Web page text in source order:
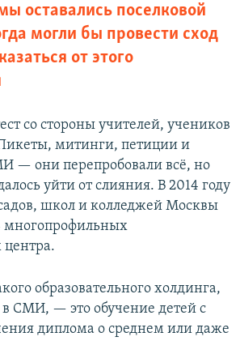
оставались поселковой
могли бы провести сход
от этого
со стороны учителей, учеников
митинги, петиции и
— они перепробовали всё, но
уйти от слияния. В 2014 году
школ и колледжей Москвы
многопрофильных
центра.
образовательного холдинга,
в СМИ, — это обучение детей с
диплома о среднем или даже